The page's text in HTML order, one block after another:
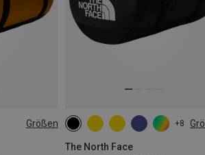
Größen +8
The North Face
31L